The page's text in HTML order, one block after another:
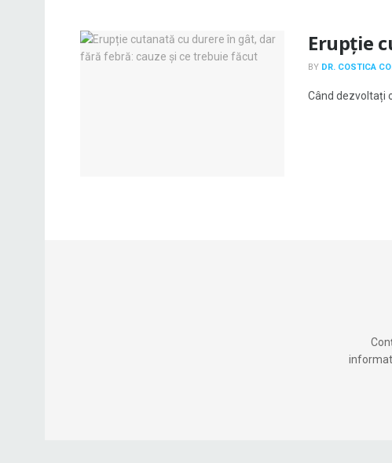
Erupție
BY DR. COSTICA
Când dezvoltați